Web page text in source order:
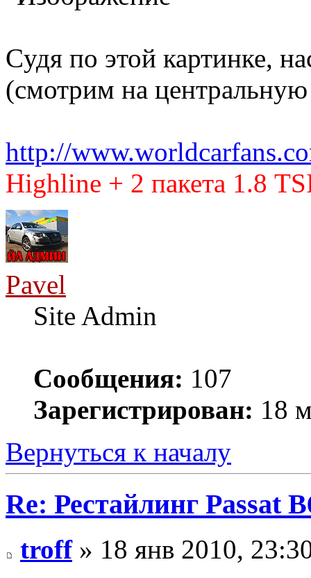
Cудя по этой картинке,
(смотрим на
http://
Highline + 2 пакета 1.8
Pavel
Site Admin
Сообщения: 107
Зарегистрирован: 18
Вернуться к началу
Re: Рестайлинг Passat
troff» 18 янв 2010,